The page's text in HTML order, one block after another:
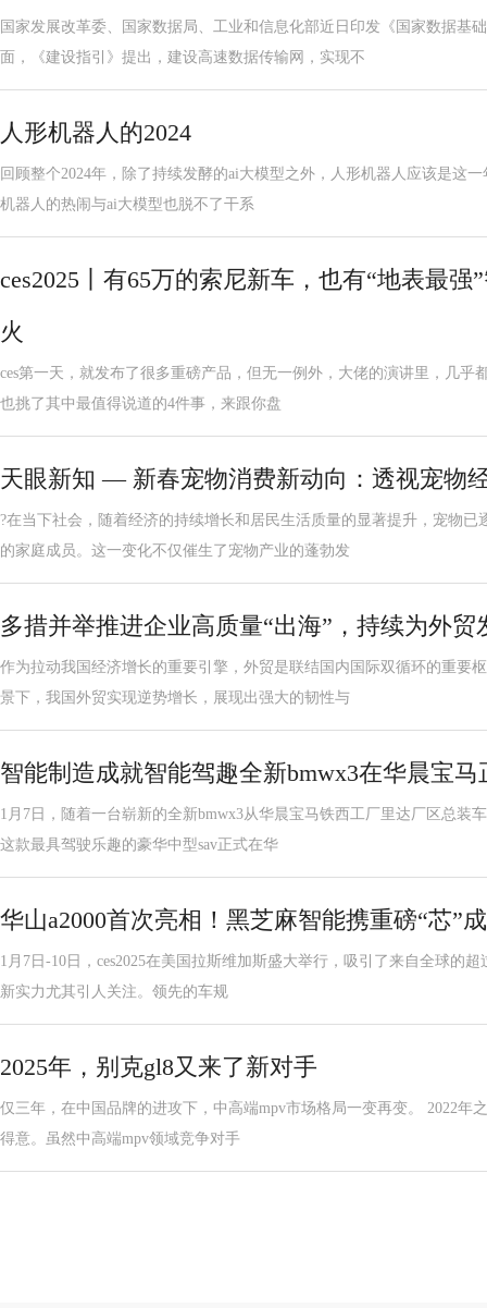
国家发展改革委、国家数据局、工业和信息化部近日印发《国家数据基
面，《建设指引》提出，建设高速数据传输网，实现不
人形机器人的2024
回顾整个2024年，除了持续发酵的ai大模型之外，人形机器人应该是这
机器人的热闹与ai大模型也脱不了干系
ces2025丨有65万的索尼新车，也有“地表最强
火
ces第一天，就发布了很多重磅产品，但无一例外，大佬的演讲里，几乎
也挑了其中最值得说道的4件事，来跟你盘
天眼新知 — 新春宠物消费新动向：透视宠物
?在当下社会，随着经济的持续增长和居民生活质量的显著提升，宠物已
的家庭成员。这一变化不仅催生了宠物产业的蓬勃发
多措并举推进企业高质量“出海”，持续为外贸
作为拉动我国经济增长的重要引擎，外贸是联结国内国际双循环的重要
景下，我国外贸实现逆势增长，展现出强大的韧性与
智能制造成就智能驾趣全新bmwx3在华晨宝马
1月7日，随着一台崭新的全新bmwx3从华晨宝马铁西工厂里达厂区总装
这款最具驾驶乐趣的豪华中型sav正式在华
华山a2000首次亮相！黑芝麻智能携重磅“芯”
1月7日-10日，ces2025在美国拉斯维加斯盛大举行，吸引了来自全球的
新实力尤其引人关注。领先的车规
2025年，别克gl8又来了新对手
仅三年，在中国品牌的进攻下，中高端mpv市场格局一变再变。 2022年
得意。虽然中高端mpv领域竞争对手